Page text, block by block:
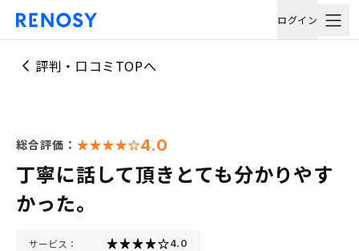
ログイン
評判・口コミTOPへ
総合評価： 4.0
丁寧に話して頂きとても分かりやす
かった。
サービス： 4.0